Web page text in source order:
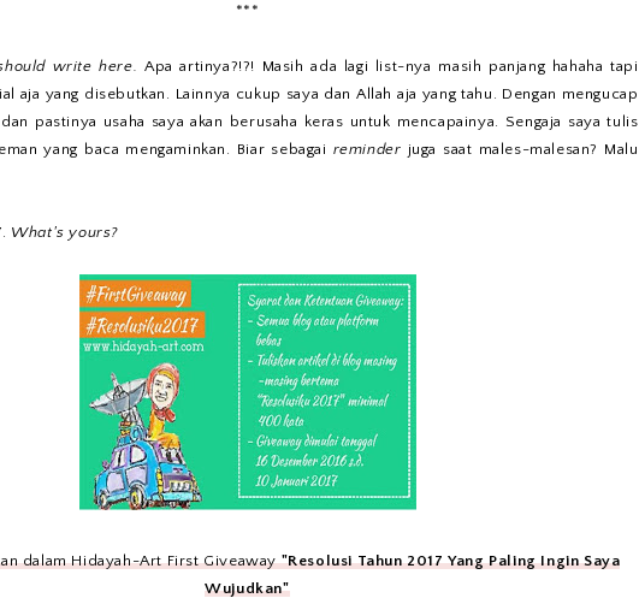
***
write here. Apa artinya?!?! Masih ada lagi list-nya masih panjang hahaha tapi
aja yang disebutkan. Lainnya cukup saya dan Allah aja yang tahu. Dengan mengucap
pastinya usaha saya akan berusaha keras untuk mencapainya. Sengaja saya tulis
yang baca mengaminkan. Biar sebagai reminder juga saat males-malesan? Malu
What's yours?
dalam Hidayah-Art First Giveaway"Resolusi Tahun 2017 Yang Paling Ingin Saya
Wujudkan"